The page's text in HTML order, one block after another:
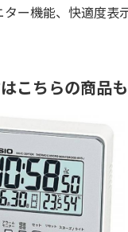
ー機能、快適度
こちらの商品